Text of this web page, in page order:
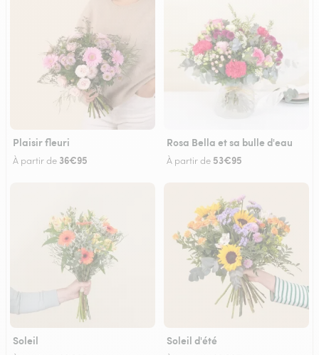
Plaisir fleuri
À partir de 36€95
Rosa Bella et sa bulle d'eau
À partir de 53€95
Soleil Soleil d'été